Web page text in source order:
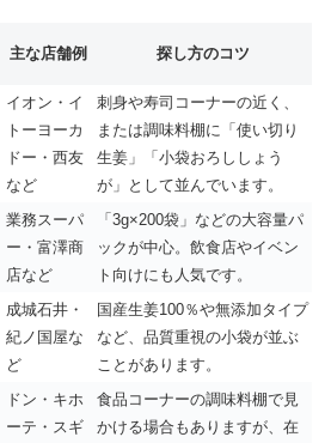
主な店舗例 探し方のコツ
イオン・イ
トーヨーカ
ドー・西友
など
刺身や寿司コーナーの近く、
または調味料棚に「使い切り
生姜」「小袋おろししょう
が」として並んでいます。
業務スーパ
ー・富澤商
店など
「3g×200袋」などの大容量パ
ックが中心。飲食店やイベン
ト向けにも人気です。
成城石井・
紀ノ国屋な
ど
国産生姜100％や無添加タイプ
など、品質重視の小袋が並ぶ
ことがあります。
ドン・キホ
ーテ・スギ
食品コーナーの調味料棚で見
かける場合もありますが、在